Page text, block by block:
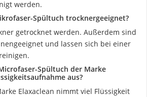
werden.
Spültuch trocknergeeignet?
getrocknet werden. Außerdem sind
und lassen sich bei einer
Spültuch der Marke
aus?
Elaxaclean nimmt viel Flüssigkeit